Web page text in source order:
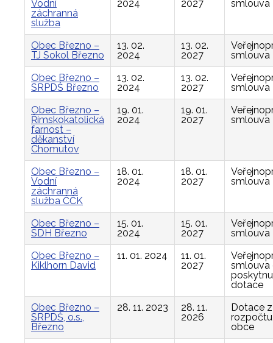
Vodní
záchranná
služba
2024
2027
smlouva
Obec Březno –
TJ Sokol Březno
13. 02.
2024
13. 02.
2027
smlouva
Obec Březno –
SRPDŠ Březno
13. 02.
2024
13. 02.
2027
smlouva
Obec Březno –
Římskokatolická
farnost –
děkanství
Chomutov
19. 01.
2024
19. 01.
2027
smlouva
Obec Březno –
Vodní
záchranná
služba ČČK
18. 01.
2024
18. 01.
2027
smlouva
Obec Březno –
SDH Březno
15. 01.
2024
15. 01.
2027
smlouva
Obec Březno –
Kiklhorn David
11. 01. 2024
11. 01.
2027
smlouva
dotace
Obec Březno –
SRPDŠ, o.s.,
Březno
28. 11. 2023
28. 11.
2026
Dotace z
rozpočtu
obce